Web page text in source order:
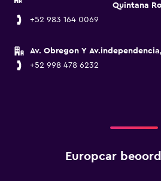
Quintana
+52 983 164 0069
Av. Obregon Y
+52 998 478 6232
Europcar